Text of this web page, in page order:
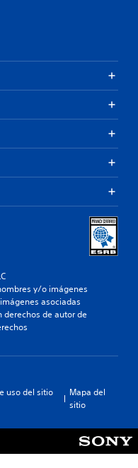
y/o imágenes
asociadas
de autor de
uso del sitio
Mapa del
sitio